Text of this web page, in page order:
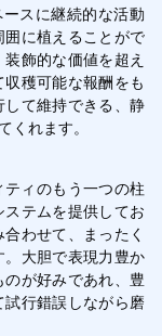
スに継続的な活動
に植えることがで
飾的な価値を超え
穫可能な報酬をも
て維持できる、静
れます。
ィのもう一つの柱
テムを提供してお
わせて、まったく
大胆で表現力豊か
が好みであれ、豊
行錯誤しながら磨